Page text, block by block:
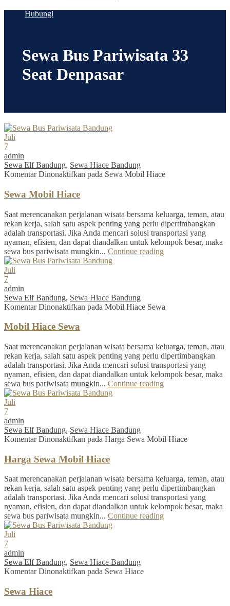
Hubungi
Sewa Bus Pariwisata 33
Seat Denpasar
Juli
7
admin
Sewa Elf Bandung, Sewa Hiace Bandung
Komentar Dinonaktifkan pada Sewa Mobil Hiace
Sewa Mobil Hiace
Saat merencanakan perjalanan wisata bersama keluarga, teman, atau
rekan kerja, salah satu aspek penting yang perlu dipertimbangkan
adalah transportasi. Jika Anda mencari solusi transportasi yang
nyaman, efisien, dan dapat diandalkan untuk kelompok besar, maka
sewa bus pariwisata mungkin... Continue reading
Juli
7
admin
Sewa Elf Bandung, Sewa Hiace Bandung
Komentar Dinonaktifkan pada Mobil Hiace Sewa
Mobil Hiace Sewa
Saat merencanakan perjalanan wisata bersama keluarga, teman, atau
rekan kerja, salah satu aspek penting yang perlu dipertimbangkan
adalah transportasi. Jika Anda mencari solusi transportasi yang
nyaman, efisien, dan dapat diandalkan untuk kelompok besar, maka
sewa bus pariwisata mungkin... Continue reading
Juli
7
admin
Sewa Elf Bandung, Sewa Hiace Bandung
Komentar Dinonaktifkan pada Harga Sewa Mobil Hiace
Harga Sewa Mobil Hiace
Saat merencanakan perjalanan wisata bersama keluarga, teman, atau
rekan kerja, salah satu aspek penting yang perlu dipertimbangkan
adalah transportasi. Jika Anda mencari solusi transportasi yang
nyaman, efisien, dan dapat diandalkan untuk kelompok besar, maka
sewa bus pariwisata mungkin... Continue reading
Juli
7
admin
Sewa Elf Bandung, Sewa Hiace Bandung
Komentar Dinonaktifkan pada Sewa Hiace
Sewa Hiace